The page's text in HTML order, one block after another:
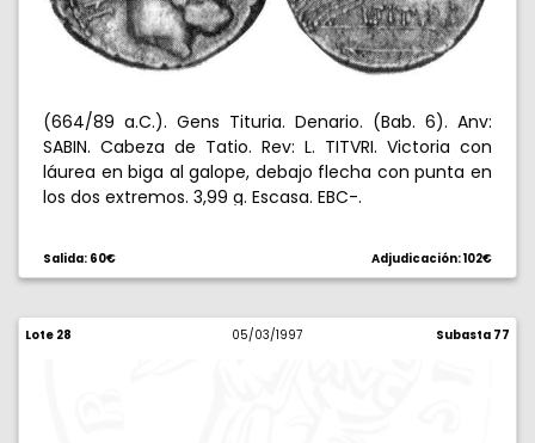
(664/89 a.C.). Gens Tituria. Denario. (Bab. 6). Anv:
SABIN. Cabeza de Tatio. Rev: L. TITVRI. Victoria con
láurea en biga al galope, debajo flecha con punta en
los dos extremos. 3,99 g. Escasa. EBC-.
Salida: 60€ Adjudicación: 102€
Lote 28 05/03/1997 Subasta 77